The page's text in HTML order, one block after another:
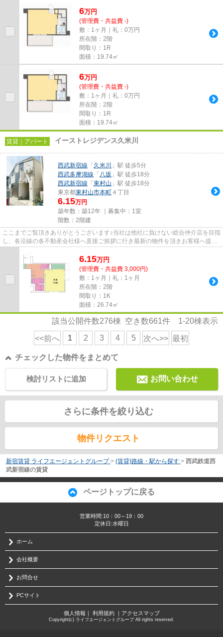
6万円
(管理費・共益費 -)
敷：1ヶ月｜礼：0万円
所在階：2階
間取り：1R
面積：19.74㎡
6万円
(管理費・共益費 -)
敷：1ヶ月｜礼：0万円
所在階：2階
間取り：1R
面積：19.74㎡
賃貸｜アパート イーストレジデンス久米川
西武新宿線 「 久米川
」駅 徒歩5分
西武多摩湖線 「 八坂 」駅 徒歩18分
西武新宿線 「 東村山 」駅 徒歩18分
東京都東村山市本町 ４丁目
6.15万円
築年数：築12年 ｜募集中： 1室
階数：2階建
ここまでご覧頂きありがとうございます♪当社は他社に負けない総合仲介店を目指
し、各沿線の各不動産会社様へ直接ご挨拶に行き最新の物件を頂きお客様へ提供
6.15万円
(管理費・共益費 3,000円)
敷：1ヶ月｜礼：1ヶ月
所在階：2階
間取り：1K
面積：26.74㎡
該当公開件数276棟 空き数661件 1-20棟表示
<<前へ 1 2 3 4 5 次へ>> 最初
チェックした物件をまとめて
お問い合わせ
検討リストに追加
さらに条件を絞り込む
物件リクエスト
新宿賃貸 ライフエージェントグループ > (賃貸)路線・駅から探す > 西武鉄道西
武新宿線の賃貸
ページトップに戻る
営業時間:10：00～19：00
定休日:水曜日
ホーム
会社概要
お問合せ
PCサイト
個人情報 ｜ 利用規約｜ アクセスマップ
Copyright(c) ライフエージェントグループ All rights reserved.